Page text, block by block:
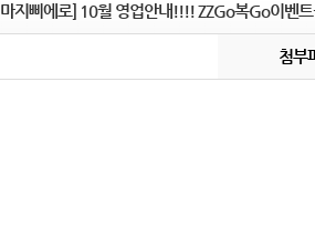
마지삐에로] 10월 영업안내!!!! ZZGo복Go이벤
첨부